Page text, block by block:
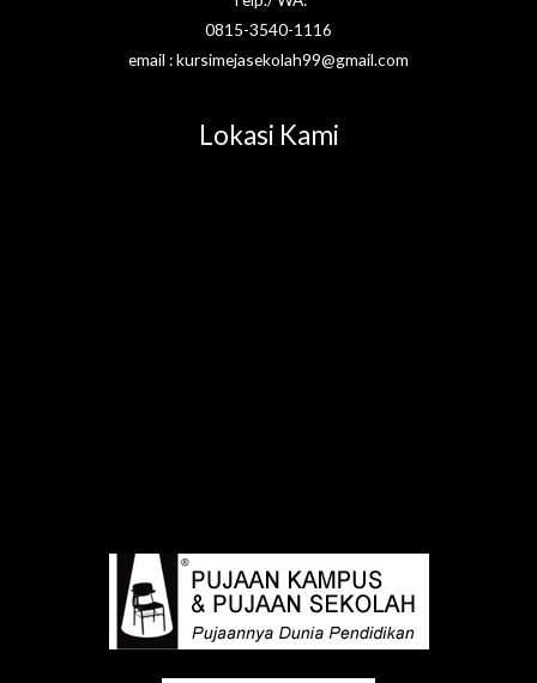
0815-3540-1116
email : kursimejasekolah99@gmail.com
Lokasi Kami